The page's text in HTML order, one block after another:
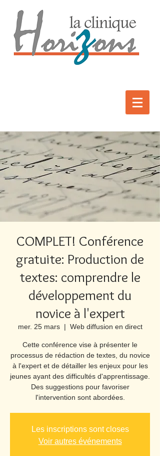
COMPLET! Conférence
gratuite: Production de
textes: comprendre le
développement du
novice à l'expert
mer. 25 mars
  |
Web diffusion en direct
Cette conférence vise à présenter le
processus de rédaction de textes, du novice
à l'expert et de détailler les enjeux pour les
jeunes ayant des difficultés d'apprentissage.
Des suggestions pour favoriser
l'intervention sont abordées.
Les inscriptions sont closes
Voir autres événements